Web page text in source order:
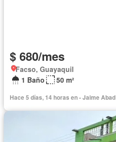
$ 680/mes
Facso, Guayaquil
1 Baño
50 m²
Hace 5 días, 14 horas en - Jaime Abad